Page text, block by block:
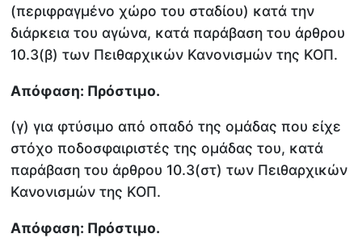
(περιφραγμένο χώρο του σταδίου) κατά την
διάρκεια του αγώνα, κατά παράβαση του άρθρου
10.3(β) των Πειθαρχικών Κανονισμών της ΚΟΠ.
Απόφαση: Πρόστιμο.
(γ) για φτύσιμο από οπαδό της ομάδας που είχε
στόχο ποδοσφαιριστές της ομάδας του, κατά
παράβαση του άρθρου 10.3(στ) των Πειθαρχικών
Κανονισμών της ΚΟΠ.
Απόφαση: Πρόστιμο.